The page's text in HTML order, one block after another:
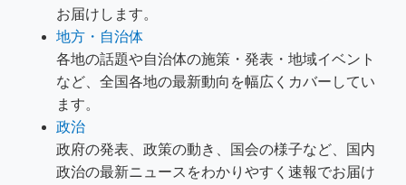
お届けします。
地方・自治体
各地の話題や自治体の施策・発表・地域イベント
など、全国各地の最新動向を幅広くカバーしてい
ます。
政治
政府の発表、政策の動き、国会の様子など、国内
政治の最新ニュースをわかりやすく速報でお届け